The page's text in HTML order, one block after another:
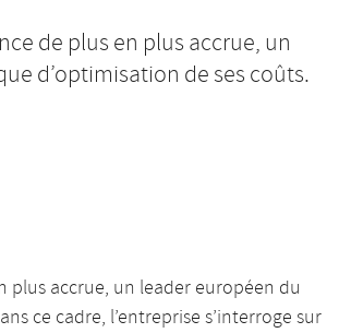
de plus en plus accrue, un
d’optimisation de ses coûts.
accrue, un leader européen du
ce cadre, l’entreprise s’interroge sur